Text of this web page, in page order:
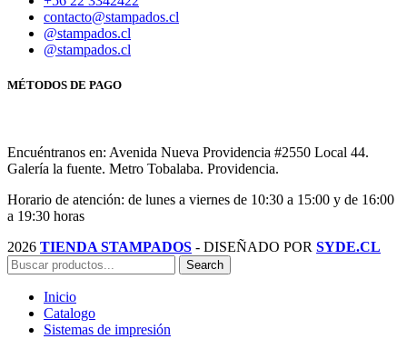
contacto@stampados.cl
@stampados.cl
@stampados.cl
MÉTODOS DE PAGO
Encuéntranos en: Avenida Nueva Providencia #2550 Local 44.
Galería la fuente. Metro Tobalaba. Providencia.
Horario de atención: de lunes a viernes de 10:30 a 15:00 y de 16:00
a 19:30 horas
2026 TIENDA STAMPADOS - DISEÑADO POR SYDE.CL
Search
Inicio
Catalogo
Sistemas de impresión